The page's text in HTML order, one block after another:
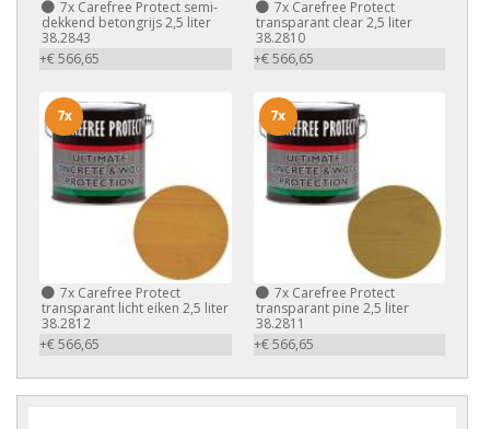
7x Carefree Protect semi-
dekkend betongrijs 2,5 liter
38.2843
+€ 566,65
7xCarefree Protect
transparant clear 2,5 liter
38.2810
+€ 566,65
7x Carefree Protect
transparant licht eiken 2,5 liter
38.2812
+€ 566,65
7x
7xCarefree Protect
transparant pine 2,5 liter
38.2811
+€ 566,65
7x